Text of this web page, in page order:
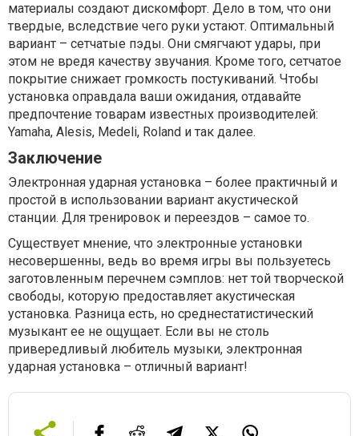
материалы создают дискомфорт. Дело в том, что они
твердые, вследствие чего руки устают. Оптимальный
вариант – сетчатые пэды. Они смягчают удары, при
этом не вредя качеству звучания. Кроме того, сетчатое
покрытие снижает громкость постукиваний. Чтобы
установка оправдала ваши ожидания, отдавайте
предпочтение товарам известных производителей:
Yamaha, Alesis, Medeli, Roland и так далее.
Заключение
Электронная ударная установка – более практичный и
простой в использовании вариант акустической
станции. Для тренировок и переездов – самое то.
Существует мнение, что электронные установки
несовершенны, ведь во время игры вы пользуетесь
заготовленным перечнем сэмплов: нет той творческой
свободы, которую предоставляет акустическая
установка. Разница есть, но среднестатистический
музыкант ее не ощущает. Если вы не столь
привередливый любитель музыки, электронная
ударная установка – отличный вариант!